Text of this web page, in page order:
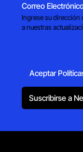
Correo
Ingrese su
a nuestras
Aceptar
Suscribirse a